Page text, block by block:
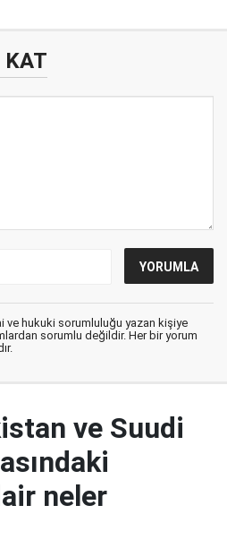
KAT
ve hukuki sorumluluğu yazan kişiye
sorumlu değildir. Her bir yorum
ve Suudi
neler